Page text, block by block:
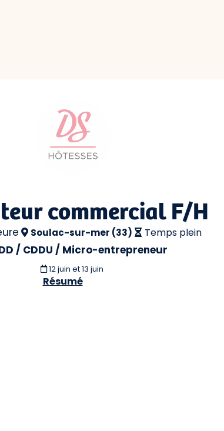
commercial F/H
Soulac-sur-mer (33) Temps plein
/ CDDU / Micro-entrepreneur
12 juin et 13 juin
Résumé